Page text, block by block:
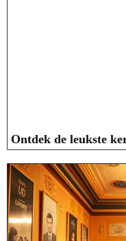
Ontdek de leukste